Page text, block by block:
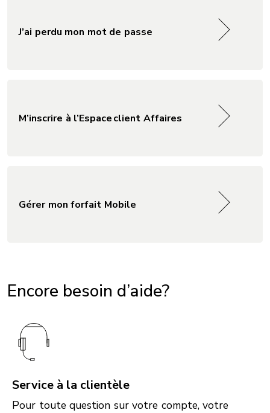
J’ai perdu mon mot de passe
M’inscrire à l’Espace client Affaires
Gérer mon forfait Mobile
Encore besoin d’aide?
Service à la clientèle
Pour toute question sur votre compte, votre